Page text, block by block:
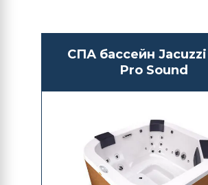
СПА бассейн
Pro Sound